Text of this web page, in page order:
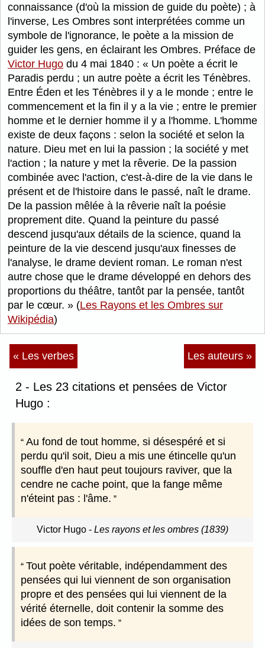
connaissance (d'où la mission de guide du poète) ; à
l'inverse, Les Ombres sont interprétées comme un
symbole de l'ignorance, le poète a la mission de
guider les gens, en éclairant les Ombres. Préface de
Victor Hugo du 4 mai 1840 :
Un poète a écrit le
Paradis perdu ; un autre poète a écrit les Ténèbres.
Entre Éden et les Ténèbres il y a le monde ; entre le
commencement et la fin il y a la vie ; entre le premier
homme et le dernier homme il y a l'homme. L'homme
existe de deux façons : selon la société et selon la
nature. Dieu met en lui la passion ; la société y met
l'action ; la nature y met la rêverie. De la passion
combinée avec l'action, c'est-à-dire de la vie dans le
présent et de l'histoire dans le passé, naît le drame.
De la passion mêlée à la rêverie naît la poésie
proprement dite. Quand la peinture du passé
descend jusqu'aux détails de la science, quand la
peinture de la vie descend jusqu'aux finesses de
l'analyse, le drame devient roman. Le roman n'est
autre chose que le drame développé en dehors des
proportions du théâtre, tantôt par la pensée, tantôt
par le cœur.
(Les Rayons et les Ombres sur
Wikipédia)
« Les verbes Les auteurs »
2 - Les 23 citations et pensées de Victor
Hugo :
Au fond de tout homme, si désespéré et si
perdu qu'il soit, Dieu a mis une étincelle qu'un
souffle d'en haut peut toujours raviver, que la
cendre ne cache point, que la fange même
n'éteint pas : l'âme.
Victor Hugo - Les rayons et les ombres (1839)
Tout poète véritable, indépendamment des
pensées qui lui viennent de son organisation
propre et des pensées qui lui viennent de la
vérité éternelle, doit contenir la somme des
idées de son temps.